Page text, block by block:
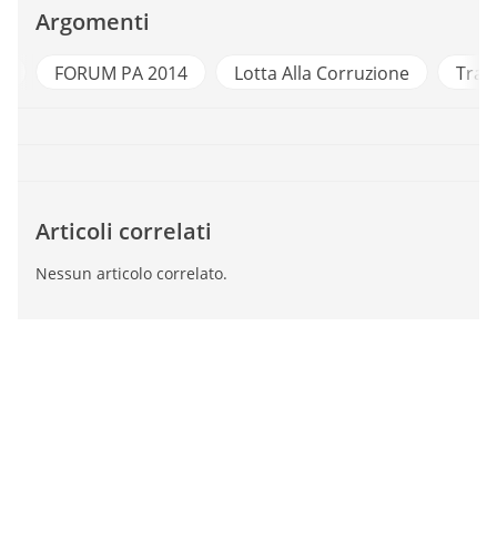
Argomenti
FORUM PA 2014 Lotta Alla Corruzione
Articoli correlati
Nessun articolo correlato.